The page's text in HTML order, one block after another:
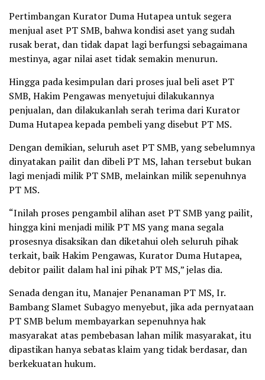
Pertimbangan Kurator Duma Hutapea untuk segera
menjual aset PT SMB, bahwa kondisi aset yang sudah
rusak berat, dan tidak dapat lagi berfungsi sebagaimana
mestinya, agar nilai aset tidak semakin menurun.
Hingga pada kesimpulan dari proses jual beli aset PT
SMB, Hakim Pengawas menyetujui dilakukannya
penjualan, dan dilakukanlah serah terima dari Kurator
Duma Hutapea kepada pembeli yang disebut PT MS.
Dengan demikian, seluruh aset PT SMB, yang sebelumnya
dinyatakan pailit dan dibeli PT MS, lahan tersebut bukan
lagi menjadi milik PT SMB, melainkan milik sepenuhnya
PT MS.
“Inilah proses pengambil alihan aset PT SMB yang pailit,
hingga kini menjadi milik PT MS yang mana segala
prosesnya disaksikan dan diketahui oleh seluruh pihak
terkait, baik Hakim Pengawas, Kurator Duma Hutapea,
debitor pailit dalam hal ini pihak PT MS,” jelas dia.
Senada dengan itu, Manajer Penanaman PT MS, Ir.
Bambang Slamet Subagyo menyebut, jika ada pernyataan
PT SMB belum membayarkan sepenuhnya hak
masyarakat atas pembebasan lahan milik masyarakat, itu
dipastikan hanya sebatas klaim yang tidak berdasar, dan
berkekuatan hukum.